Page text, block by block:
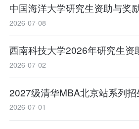
中国海洋大学研究生资助与奖
2026-07-08
西南科技大学2026年研究生资
2026-07-02
2027级清华MBA北京站系列招
2026-07-01